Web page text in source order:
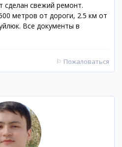
сделан свежий ремонт.
метров от дороги, 2.5 км от
Все документы в
⚐ Пожаловаться